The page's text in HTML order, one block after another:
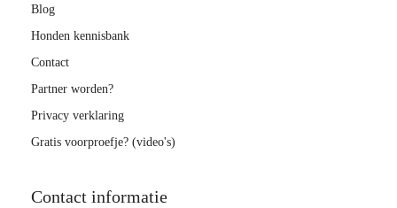
Blog
Honden kennisbank
Contact
Partner worden?
Privacy verklaring
Gratis voorproefje? (video's)
Contact informatie